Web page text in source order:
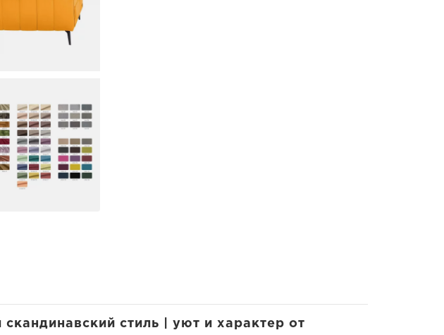
стиль | уют и характер от